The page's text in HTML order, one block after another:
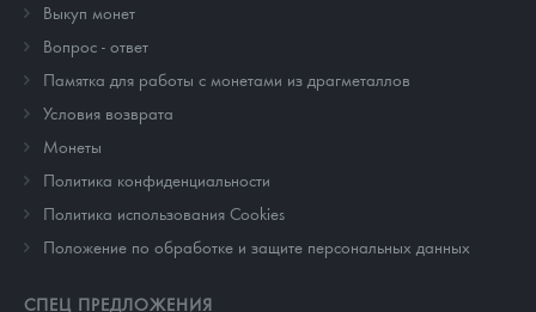
Выкуп монет
Вопрос - ответ
Памятка для работы с монетами из драгметаллов
Условия возврата
Монеты
Политика конфиденциальности
Политика использования Cookies
Положение по обработке и защите персональных данных
СПЕЦ ПРЕДЛОЖЕНИЯ